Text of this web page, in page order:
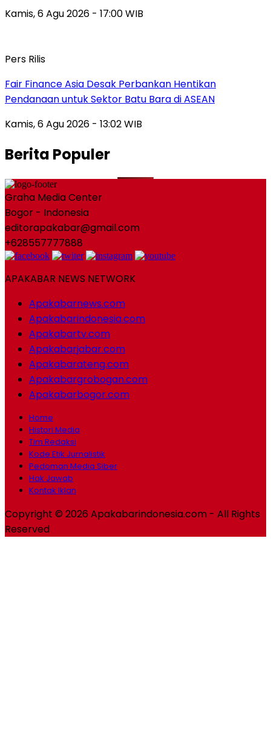
Kamis, 6 Agu 2026 - 17:00 WIB
Pers Rilis
Fair Finance Asia Desak Perbankan Hentikan
Pendanaan untuk Sektor Batu Bara di ASEAN
Kamis, 6 Agu 2026 - 13:02 WIB
Berita Populer
Graha Media Center
Bogor - Indonesia
editorapakabar@gmail.com
+628557777888
APAKABAR NEWS NETWORK
Apakabarnews.com
Apakabarindonesia.com
Apakabartv.com
Apakabarjabar.com
Apakabarateng.com
Apakabargrobogan.com
Apakabarbogor.com
Home
Histori Media
Tim Redaksi
Kode Etik Jurnalistik
Pedoman Media Siber
Hak Jawab
Kontak Iklan
Copyright © 2026 Apakabarindonesia.com - All Rights
Reserved